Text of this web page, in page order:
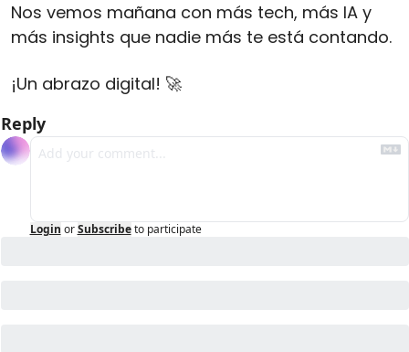
Nos vemos mañana con más tech, más IA y
más insights que nadie más te está contando.
¡Un abrazo digital! 🚀
Reply
Login or Subscribe to participate